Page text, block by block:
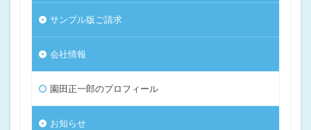
サンプル版ご請求
会社情報
園田正一郎のプロフィール
お知らせ